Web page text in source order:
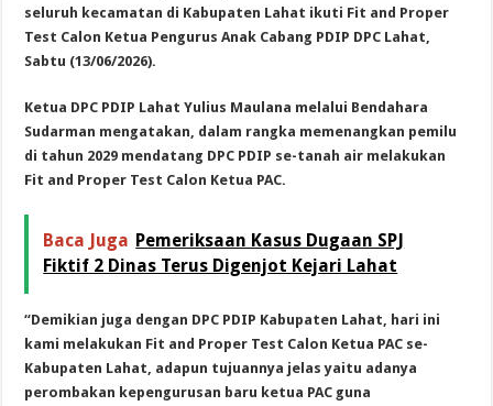
seluruh kecamatan di Kabupaten Lahat ikuti Fit and Proper
Test Calon Ketua Pengurus Anak Cabang PDIP DPC Lahat,
Sabtu (13/06/2026).
Ketua DPC PDIP Lahat Yulius Maulana melalui Bendahara
Sudarman mengatakan, dalam rangka memenangkan pemilu
di tahun 2029 mendatang DPC PDIP se-tanah air melakukan
Fit and Proper Test Calon Ketua PAC.
Baca Juga Pemeriksaan Kasus Dugaan SPJ
Fiktif 2 Dinas Terus Digenjot Kejari Lahat
“Demikian juga dengan DPC PDIP Kabupaten Lahat, hari ini
kami melakukan Fit and Proper Test Calon Ketua PAC se-
Kabupaten Lahat, adapun tujuannya jelas yaitu adanya
perombakan kepengurusan baru ketua PAC guna